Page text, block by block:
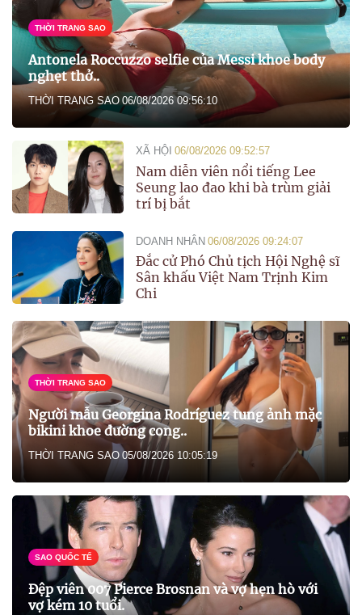
THỜI TRANG SAO
Antonela Roccuzzo selfie của Messi khoe body
nghẹt thở..
THỜI TRANG SAO 06/08/2026 09:56:10
XÃ HỘI 06/08/2026 09:52:57
Nam diễn viên nổi tiếng Lee
Seung lao đao khi bà trùm giải
trí bị bắt
DOANH NHÂN 06/08/2026 09:24:07
Đắc cử Phó Chủ tịch Hội Nghệ sĩ
Sân khấu Việt Nam Trịnh Kim
Chi
THỜI TRANG SAO
Người mẫu Georgina Rodríguez tung ảnh mặc
bikini khoe đường cong..
THỜI TRANG SAO 05/08/2026 10:05:19
SAO QUỐC TẾ
Đệp viên 007 Pierce Brosnan và vợ hẹn hò với
vợ kém 10 tuổi.